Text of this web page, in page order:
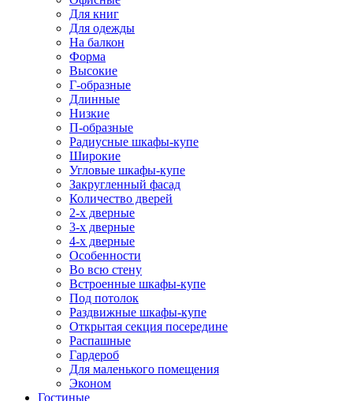
Для книг
Для одежды
На балкон
Форма
Высокие
Г-образные
Длинные
Низкие
П-образные
Радиусные шкафы-купе
Широкие
Угловые шкафы-купе
Закругленный фасад
Количество дверей
2-х дверные
3-х дверные
4-х дверные
Особенности
Во всю стену
Встроенные шкафы-купе
Под потолок
Раздвижные шкафы-купе
Открытая секция посередине
Распашные
Гардероб
Для маленького помещения
Эконом
Гостиные